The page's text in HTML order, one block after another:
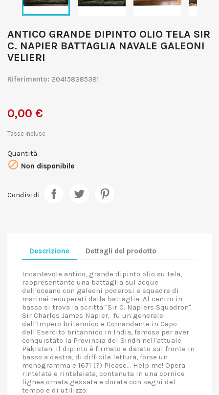
ANTICO GRANDE DIPINTO OLIO TELA SIR
C. NAPIER BATTAGLIA NAVALE GALEONI
VELIERI
Riferimento: 204158385381
0,00 €
Tasse incluse
Quantità
 Non disponibile
Condividi
Descrizione Dettagli del prodotto
Incantevole antico, grande dipinto olio su tela,
rappresentante una battaglia sul acque
dell'oceano con galeoni poderosi e squadre di
marinai recuperati dalla battaglia. Al centro in
basso si trova la scritta "Sir C. Napiers Squadron".
Sir Charles James Napier, fu un generale
dell'Impero britannico e Comandante in Capo
dell'Esercito britannico in India, famoso per aver
conquistato la Provincia del Sindh nell'attuale
Pakistan. Il dipinto è firmato e datato sul fronte in
basso a destra, di difficile lettura, forse un
monogramma e 1671 (?) Please... Help me! Opera
rintelata e rintelaiata, contenuta in una cornice
lignea ornata gessata e dorata con segni del
tempo e di utilizzo.